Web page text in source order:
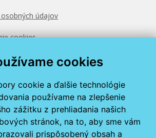
cookies
cookie a ďalšie technológie
používame na zlepšenie
zážitku z prehliadania našich
stránok, na to, aby sme vám
prispôsobený obsah a
údajov
cookies
zadarmo
222 313